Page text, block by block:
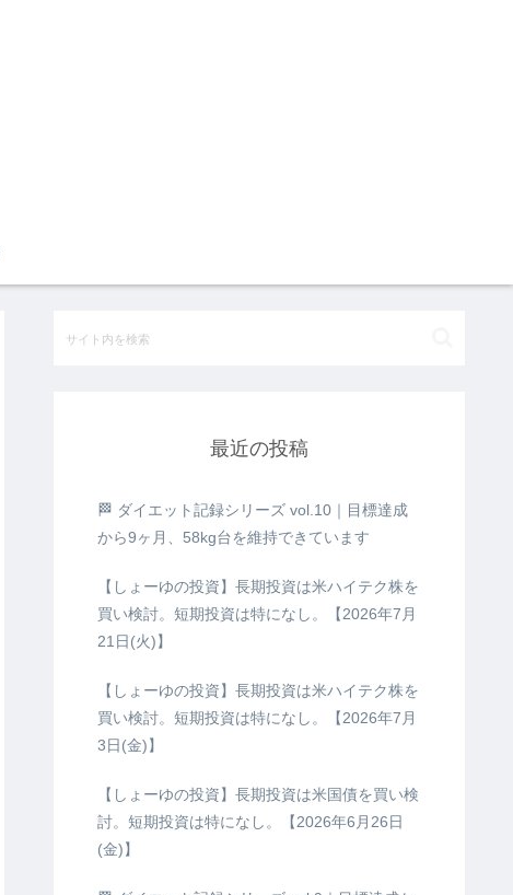
最近の投稿
🏁 ダイエット記録シリーズ vol.10｜目標達成
から9ヶ月、58kg台を維持できています
【しょーゆの投資】長期投資は米ハイテク株を
買い検討。短期投資は特になし。【2026年7月
21日(火)】
【しょーゆの投資】長期投資は米ハイテク株を
買い検討。短期投資は特になし。【2026年7月
3日(金)】
【しょーゆの投資】長期投資は米国債を買い検
討。短期投資は特になし。【2026年6月26日
(金)】